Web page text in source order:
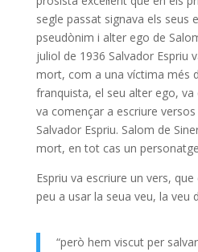
segle passat signava els seus
pseudònim i alter ego de
juliol de 1936 Salvador Espriu
mort, com a una víctima més
franquista, el seu alter ego, va
va començar a escriure
Salvador Espriu. Salom de
mort, en tot cas un
Espriu va escriure un vers,
peu a usar la seua veu, la veu
“però hem viscut per